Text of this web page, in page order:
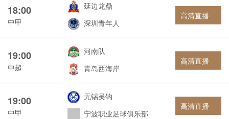
18:00
中甲
延边龙鼎
深圳青年人
高清直播
19:00
中超
河南队
青岛西海岸
高清直播
19:00
中甲
无锡吴钩
宁波职业足球俱乐部
高清直播